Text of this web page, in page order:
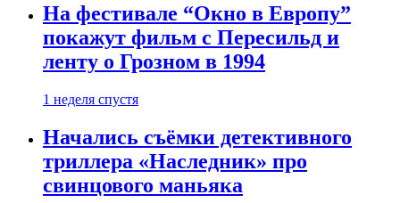
На фестивале “Окно в Европу”
покажут фильм с Пересильд и
ленту о Грозном в 1994
1 неделя спустя
Начались съёмки детективного
триллера «Наследник» про
свинцового маньяка